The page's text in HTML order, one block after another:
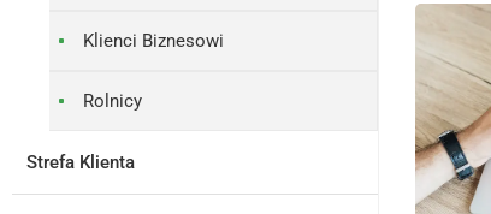
Klienci Biznesowi
Rolnicy
Strefa Klienta